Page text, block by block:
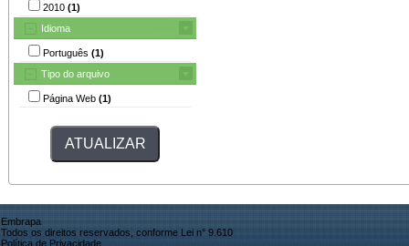
2010 (1)
Idioma
Português (1)
Tipo do arquivo
Página Web (1)
Embrapa
Todos os direitos reservados, conforme Lei n° 9.610
Política de Privacidade